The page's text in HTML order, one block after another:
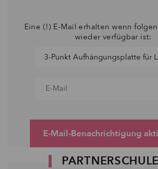
Eine (!) E-Mail erhalten wenn
wieder verfügbar ist:
E-Mail-Benachrichtigung